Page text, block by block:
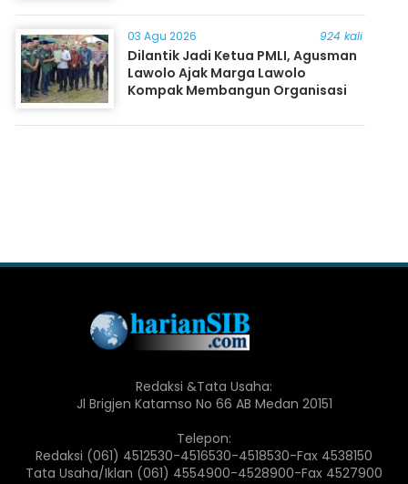
03 Agu 2026 924 kali
Dilantik Jadi Ketua PMLI, Agusman
Lawolo Ajak Marga Lawolo
Kompak Membangun Organisasi
Redaksi &Tata Usaha:
Jl Brigjen Katamso No 66 AB Medan 20151
Telepon:
Redaksi (061) 4512530-4516530-4518530-Fax 4538150
Tata Usaha/Iklan (061) 4554900-4528900-Fax 4527900